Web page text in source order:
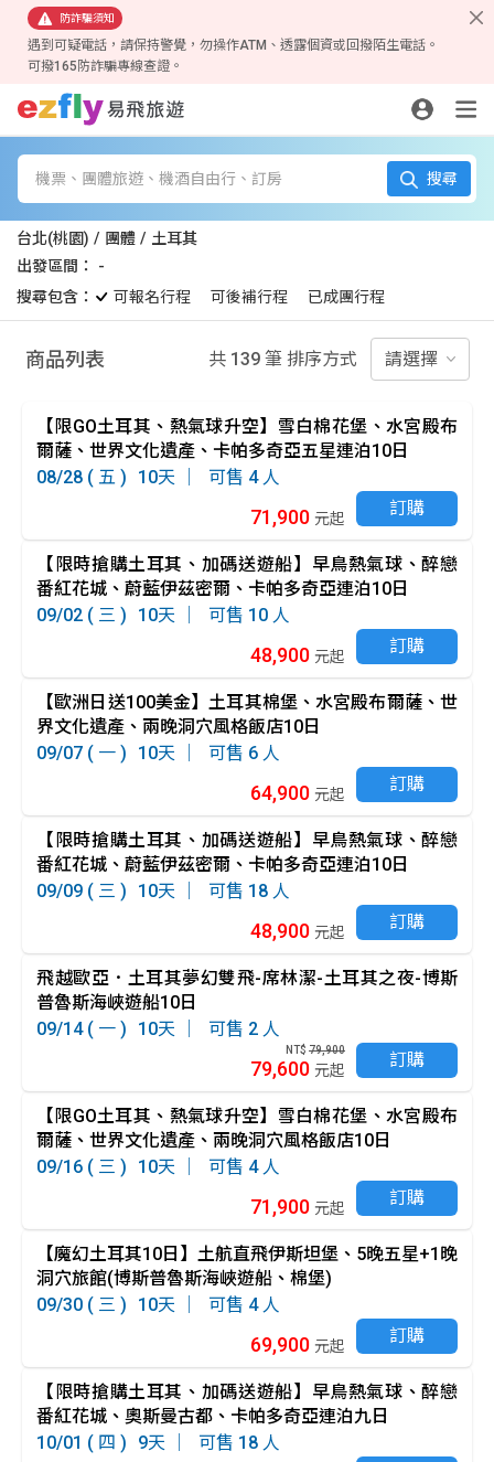
防詐騙須知
遇到可疑電話，請保持警覺，勿操作ATM、透露個資或回撥陌生電話。
可撥165防詐騙專線查證。
*
目的地
出發區間
不限 不限
可報名 可後補 已成團
查詢價格 取消
機票、團體旅遊、機酒自由行、訂房 搜尋
台北(桃園) / 團體 / 土耳其
出發區間： -
搜尋包含：
可報名行程 可後補行程 已成團行程
商品列表 共 139 筆 排序方式
08/28 ( 五 )
【限GO土耳其、熱氣球升空】雪白棉花堡、水宮殿布
爾薩、世界文化遺產、卡帕多奇亞五星連泊10日
10
4
71,900 元起 訂購
09/02 ( 三 )
【限時搶購土耳其、加碼送遊船】早鳥熱氣球、醉戀
番紅花城、蔚藍伊茲密爾、卡帕多奇亞連泊10日
10
10
48,900 元起 訂購
09/07 ( 一 )
【歐洲日送100美金】土耳其棉堡、水宮殿布爾薩、世
界文化遺產、兩晚洞穴風格飯店10日
10
6
64,900 元起 訂購
09/09 ( 三 )
【限時搶購土耳其、加碼送遊船】早鳥熱氣球、醉戀
番紅花城、蔚藍伊茲密爾、卡帕多奇亞連泊10日
10
18
48,900 元起 訂購
09/14 ( 一 )
飛越歐亞．土耳其夢幻雙飛-席林潔-土耳其之夜-博斯
普魯斯海峽遊船10日
10
2
NT$ 79,900
79,600 元起 訂購
09/16 ( 三 )
【限GO土耳其、熱氣球升空】雪白棉花堡、水宮殿布
爾薩、世界文化遺產、兩晚洞穴風格飯店10日
10
4
71,900 元起 訂購
09/30 ( 三 )
【魔幻土耳其10日】土航直飛伊斯坦堡、5晚五星+1晚
洞穴旅館(博斯普魯斯海峽遊船、棉堡)
10
4
69,900 元起 訂購
10/01 ( 四 )
【限時搶購土耳其、加碼送遊船】早鳥熱氣球、醉戀
番紅花城、奧斯曼古都、卡帕多奇亞連泊九日
9
18